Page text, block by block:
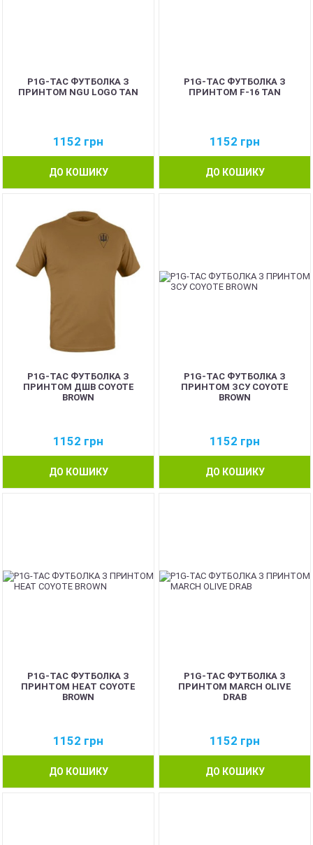
P1G-TAC ФУТБОЛКА З
ПРИНТОМ NGU LOGO TAN
1152 грн
ДО КОШИКУ
P1G-TAC ФУТБОЛКА З
ПРИНТОМ F-16 TAN
1152 грн
ДО КОШИКУ
P1G-TAC ФУТБОЛКА З
ПРИНТОМ ДШВ COYOTE
BROWN
1152 грн
ДО КОШИКУ
P1G-TAC ФУТБОЛКА З
ПРИНТОМ ЗСУ COYOTE
BROWN
1152 грн
ДО КОШИКУ
P1G-TAC ФУТБОЛКА З
ПРИНТОМ HEAT COYOTE
BROWN
1152 грн
ДО КОШИКУ
P1G-TAC ФУТБОЛКА З
ПРИНТОМ MARCH OLIVE
DRAB
1152 грн
ДО КОШИКУ